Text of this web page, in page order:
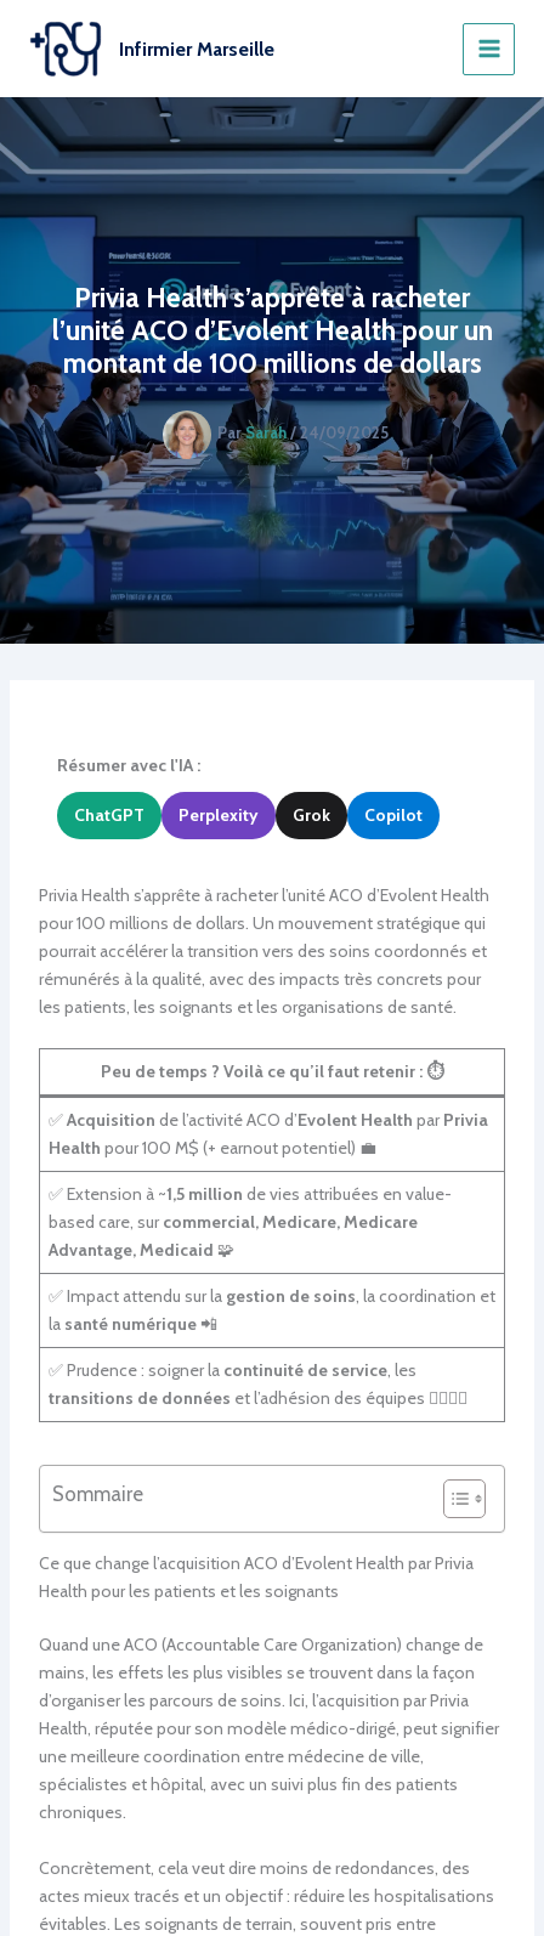
contenu
Infirmier Marseille
Privia Health s’apprête à racheter
l’unité ACO d’Evolent Health pour un
montant de 100 millions de dollars
ParSarah/24/09/2025
Résumer avec l'IA :
ChatGPT Perplexity Grok Copilot
Privia Health s’apprête à racheter l’unité ACO d’Evolent Health
pour 100 millions de dollars. Un mouvement stratégique qui
pourrait accélérer la transition vers des soins coordonnés et
rémunérés à la qualité, avec des impacts très concrets pour
les patients, les soignants et les organisations de santé.
Peu de temps ? Voilà ce qu’il faut retenir :⏱️
✅Acquisition de l’activité ACO d’Evolent Health par Privia
Health pour 100 M$ (+ earnout potentiel) 💼
✅ Extension à ~1,5 million de vies attribuées en value-
based care, sur commercial, Medicare, Medicare
Advantage, Medicaid 🧩
✅ Impact attendu sur la gestion de soins, la coordination et
la santé numérique📲
✅ Prudence : soigner la continuité de service, les
transitions de données et l’adhésion des équipes 👩‍⚕️👨‍⚕️
Sommaire
Ce que change l’acquisition ACO d’Evolent Health par Privia
Health pour les patients et les soignants
Quand une ACO (Accountable Care Organization) change de
mains, les effets les plus visibles se trouvent dans la façon
d’organiser les parcours de soins. Ici, l’acquisition par Privia
Health, réputée pour son modèle médico-dirigé, peut signifier
une meilleure coordination entre médecine de ville,
spécialistes et hôpital, avec un suivi plus fin des patients
chroniques.
Concrètement, cela veut dire moins de redondances, des
actes mieux tracés et un objectif : réduire les hospitalisations
évitables. Les soignants de terrain, souvent pris entre